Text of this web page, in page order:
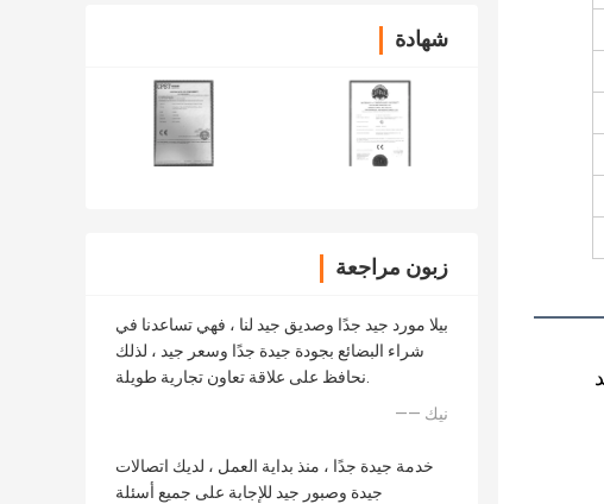
شهادة
زبون مراجعة
بيلا مورد جيد جدًا وصديق جيد لنا ، فهي تساعدنا في
شراء البضائع بجودة جيدة جدًا وسعر جيد ، لذلك
نحافظ على علاقة تعاون تجارية طويلة.
—— نيك
خدمة جيدة جدًا ، منذ بداية العمل ، لديك اتصالات
جيدة وصبور جيد للإجابة على جميع أسئلة